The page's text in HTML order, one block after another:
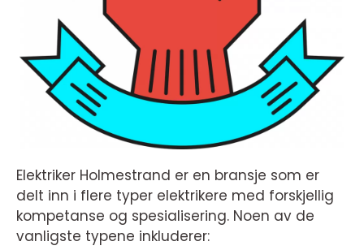
Elektriker Holmestrand er en bransje som er
delt inn i flere typer elektrikere med forskjellig
kompetanse og spesialisering. Noen av de
vanligste typene inkluderer: